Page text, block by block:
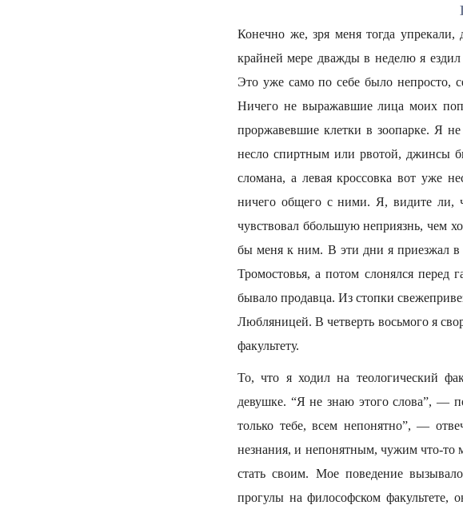
Конечно же, зря меня тогда
крайней мере дважды в неделю я
Это уже само по себе было непросто,
Ничего не выражавшие лица моих
проржавевшие клетки в зоопарке. Я
несло спиртным или рвотой, джинсы
сломана, а левая кроссовка вот уже
ничего общего с ними. Я, видите ли,
чувствовал ббольшую неприязнь, чем
бы меня к ним. В эти дни я приезжал
Тромостовья, а потом слонялся перед
бывало продавца. Из стопки
Любляницей. В четверть восьмого я
факультету.
То, что я ходил на теологический
девушке. “Я не знаю этого слова”, —
только тебе, всем непонятно”, —
незнания, и непонятным, чужим что-то
стать своим. Мое поведение
прогулы на философском факультете,